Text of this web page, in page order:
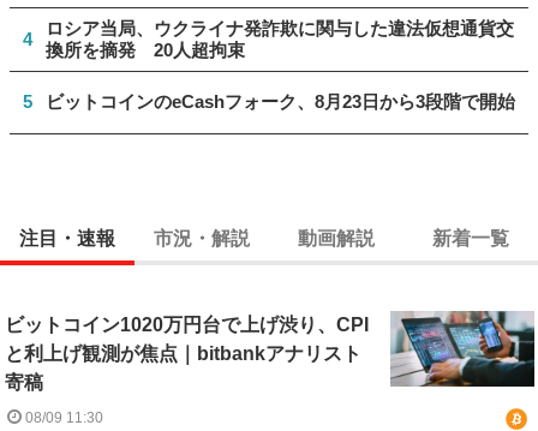
4
ロシア当局、ウクライナ発詐欺に関与した違法仮想通貨交
換所を摘発 20人超拘束
5 ビットコインのeCashフォーク、8月23日から3段階で開始
注目・速報 市況・解説 動画解説 新着一覧
ビットコイン1020万円台で上げ渋り、CPI
と利上げ観測が焦点｜bitbankアナリスト
寄稿
08/09 11:30